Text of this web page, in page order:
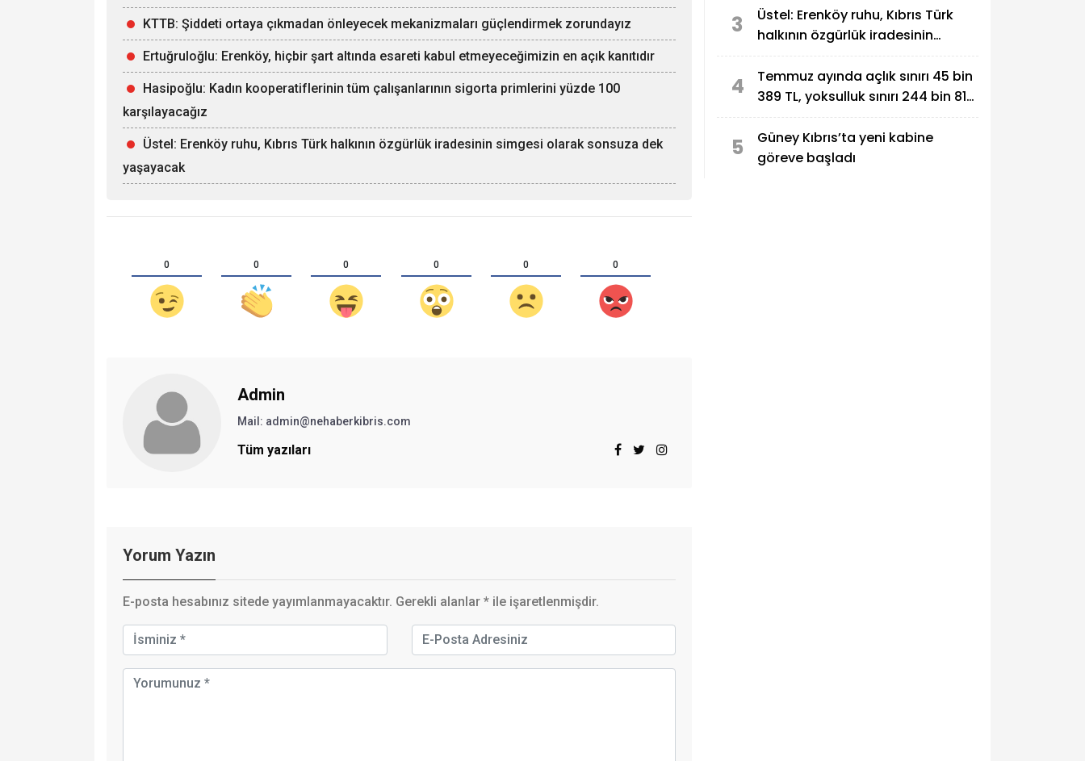
KTTB: Şiddeti ortaya çıkmadan önleyecek mekanizmaları güçlendirmek zorundayız
Ertuğruloğlu: Erenköy, hiçbir şart altında esareti kabul etmeyeceğimizin en açık kanıtıdır
Hasipoğlu: Kadın kooperatiflerinin tüm çalışanlarının sigorta primlerini yüzde 100
karşılayacağız
Üstel: Erenköy ruhu, Kıbrıs Türk halkının özgürlük iradesinin simgesi olarak sonsuza dek
yaşayacak
0 0 0 0 0 0
Admin
Mail: admin@nehaberkibris.com
Tüm yazıları
Yorum Yazın
E-posta hesabınız sitede yayımlanmayacaktır. Gerekli alanlar * ile işaretlenmişdir.
karşılayacağız
3
Üstel: Erenköy ruhu, Kıbrıs Türk
halkının özgürlük iradesinin
yaşayacak
4
Temmuz ayında açlık sınırı 45 bin
389 TL, yoksulluk sınırı 244 bin 818
5
Güney Kıbrıs’ta yeni kabine
göreve başladı